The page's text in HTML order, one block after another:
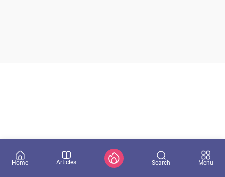
Home Articles Search Menu